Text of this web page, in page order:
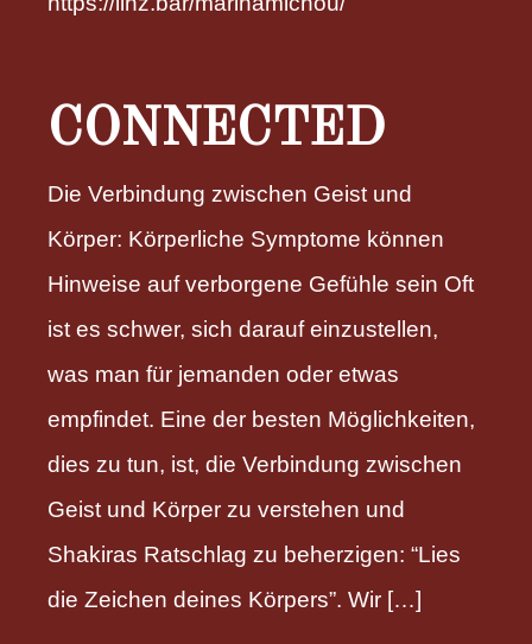
CONNECTED
Die Verbindung zwischen Geist und
Körper: Körperliche Symptome können
Hinweise auf verborgene Gefühle sein Oft
ist es schwer, sich darauf einzustellen,
was man für jemanden oder etwas
empfindet. Eine der besten Möglichkeiten,
dies zu tun, ist, die Verbindung zwischen
Geist und Körper zu verstehen und
Shakiras Ratschlag zu beherzigen: “Lies
die Zeichen deines Körpers”. Wir […]